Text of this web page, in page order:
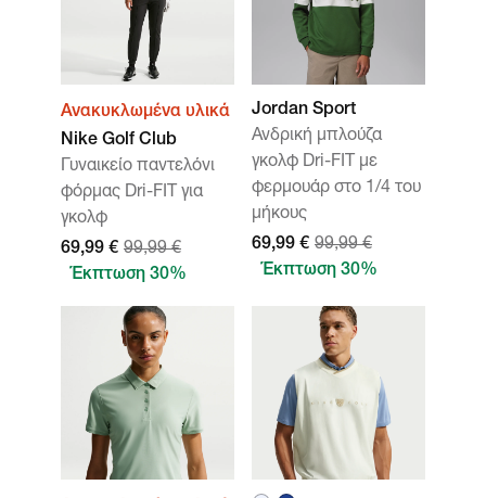
Ανακυκλωμένα υλικά
Nike Golf Club
Γυναικείο παντελόνι
φόρμας Dri-FIT για
γκολφ
69,99 € 99,99 €
Έκπτωση 30%
Jordan Sport
Ανδρική μπλούζα
γκολφ Dri-FIT με
φερμουάρ στο 1/4 του
μήκους
69,99 € 99,99 €
Έκπτωση 30%